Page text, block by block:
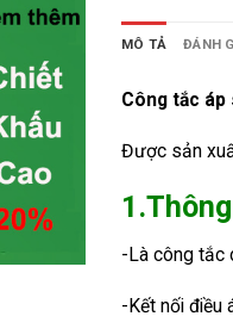
MÔ TẢ ĐÁNH
Công tắc áp
Được sản
-Là công tắc
-Kết nối điều